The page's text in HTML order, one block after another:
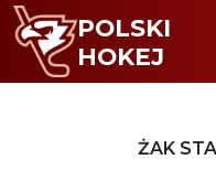
POLSKI
HOKEJ
ŻAK